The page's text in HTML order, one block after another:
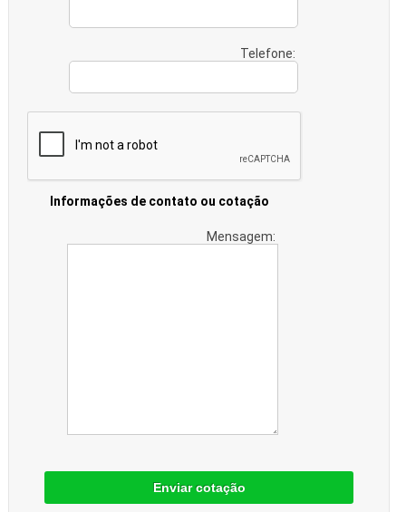
Telefone:
Informações de contato ou cotação
Mensagem:
Enviar cotação